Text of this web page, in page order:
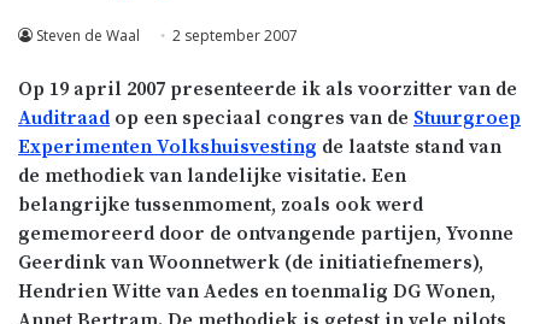
Steven de Waal 2 september 2007
Op 19 april 2007 presenteerde ik als voorzitter van de
Auditraad op een speciaal congres van de Stuurgroep
Experimenten Volkshuisvesting de laatste stand van
de methodiek van landelijke visitatie. Een
belangrijke tussenmoment, zoals ook werd
gememoreerd door de ontvangende partijen, Yvonne
Geerdink van Woonnetwerk (de initiatiefnemers),
Hendrien Witte van Aedes en toenmalig DG Wonen,